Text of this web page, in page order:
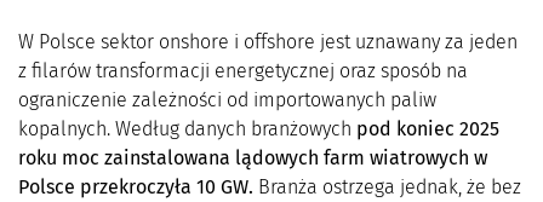
W Polsce sektor onshore i offshore jest uznawany za jeden
z filarów transformacji energetycznej oraz sposób na
ograniczenie zależności od importowanych paliw
kopalnych. Według danych branżowych pod koniec 2025
roku moc zainstalowana lądowych farm wiatrowych w
Polsce przekroczyła 10 GW. Branża ostrzega jednak, że bez